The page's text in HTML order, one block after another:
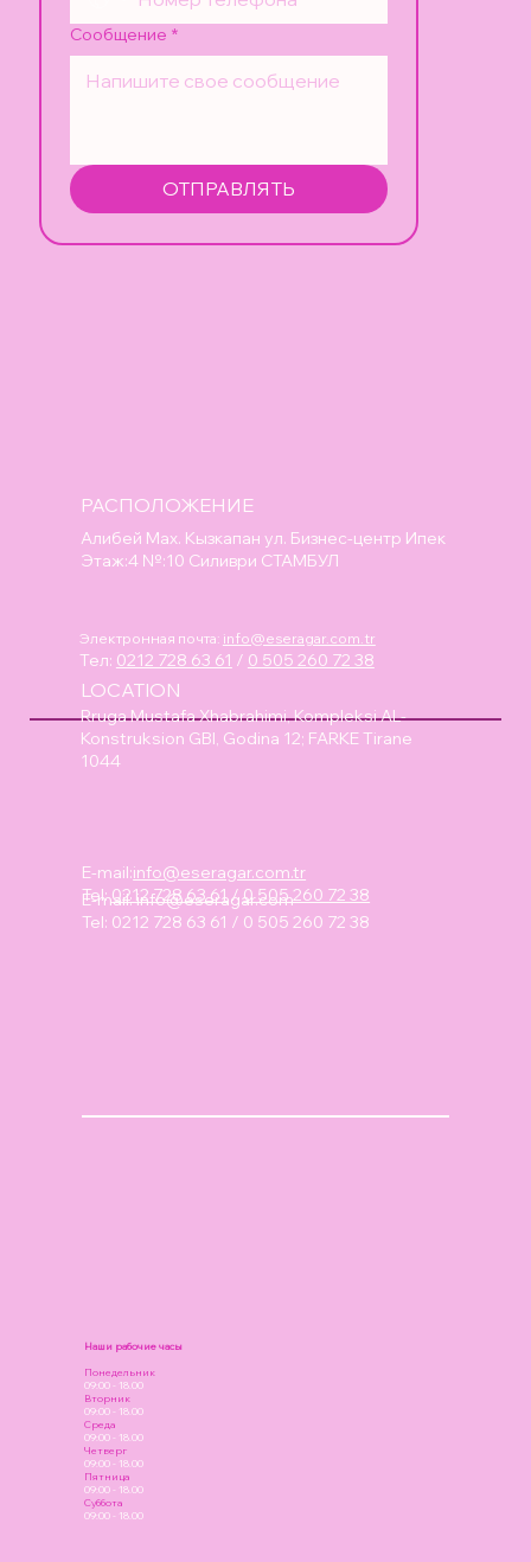
РАСПОЛОЖЕНИЕ
Алибей Мах. Кызкапан ул. Бизнес-центр Ипек
Этаж:4 №:10 Силиври СТАМБУЛ
Электронная почта: info@eseragar.com.tr
Тел: 0212 728 63 61 / 0 505 260 72 38
E-mail:info@eseragar.com
Tel: 0212 728 63 61 / 0 505 260 72 38
Наши рабочие часы
Понедельник
09:00 - 18.00
Вторник
09:00 - 18.00
Среда
09:00 - 18.00
Четверг
09:00 - 18.00
Пятница
09:00 - 18.00
Суббота
09:00 - 18.00
LOCATION
Rruga Mustafa Xhabrahimi, Kompleksi AL-
Konstruksion GBI, Godina 12; FARKE Tirane
1044
E-mail:info@eseragar.com.tr
Tel:0212 728 63 61/0 505 260 72 38
Сообщение *
ОТПРАВЛЯТЬ